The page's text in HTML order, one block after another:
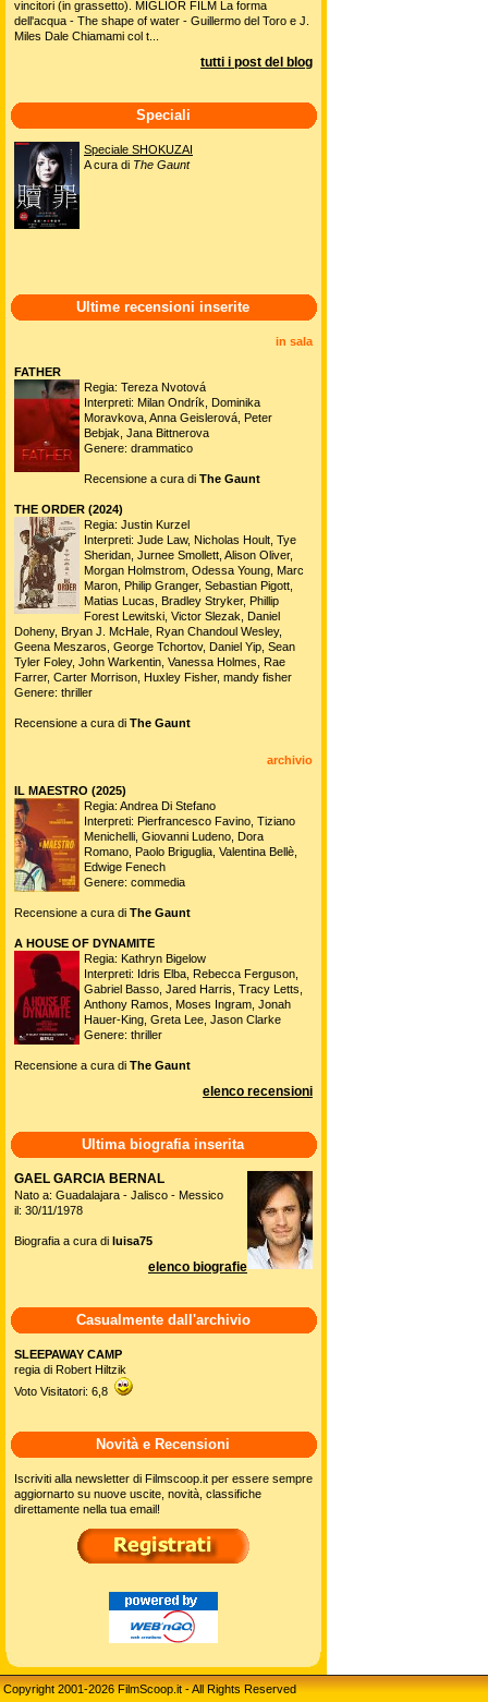
vincitori (in grassetto). MIGLIOR FILM La forma
dell'acqua - The shape of water - Guillermo del Toro e J.
Miles Dale Chiamami col t...
tutti i post del blog
Speciali
Speciale SHOKUZAI
A cura di The Gaunt
Ultime recensioni inserite
in sala
FATHER
Regia: Tereza Nvotová
Interpreti: Milan Ondrík, Dominika
Moravkova, Anna Geislerová, Peter
Bebjak, Jana Bittnerova
Genere: drammatico
Recensione a cura di The Gaunt
THE ORDER (2024)
Regia: Justin Kurzel
Interpreti: Jude Law, Nicholas Hoult, Tye
Sheridan, Jurnee Smollett, Alison Oliver,
Morgan Holmstrom, Odessa Young, Marc
Maron, Philip Granger, Sebastian Pigott,
Matias Lucas, Bradley Stryker, Phillip
Forest Lewitski, Victor Slezak, Daniel
Doheny, Bryan J. McHale, Ryan Chandoul Wesley,
Geena Meszaros, George Tchortov, Daniel Yip, Sean
Tyler Foley, John Warkentin, Vanessa Holmes, Rae
Farrer, Carter Morrison, Huxley Fisher, mandy fisher
Genere: thriller
Recensione a cura di The Gaunt
archivio
IL MAESTRO (2025)
Regia: Andrea Di Stefano
Interpreti: Pierfrancesco Favino, Tiziano
Menichelli, Giovanni Ludeno, Dora
Romano, Paolo Briguglia, Valentina Bellè,
Edwige Fenech
Genere: commedia
Recensione a cura di The Gaunt
A HOUSE OF DYNAMITE
Regia: Kathryn Bigelow
Interpreti: Idris Elba, Rebecca Ferguson,
Gabriel Basso, Jared Harris, Tracy Letts,
Anthony Ramos, Moses Ingram, Jonah
Hauer-King, Greta Lee, Jason Clarke
Genere: thriller
Recensione a cura di The Gaunt
elenco recensioni
Ultima biografia inserita
GAEL GARCIA BERNAL
Nato a: Guadalajara - Jalisco - Messico
il: 30/11/1978
Biografia a cura di luisa75
elenco biografie
Casualmente dall'archivio
SLEEPAWAY CAMP
regia di Robert Hiltzik
Voto Visitatori: 6,8
Novità e Recensioni
Iscriviti alla newsletter di Filmscoop.it per essere sempre
aggiornarto su nuove uscite, novità, classifiche
direttamente nella tua email!
Copyright 2001-2026 FilmScoop.it - All Rights Reserved